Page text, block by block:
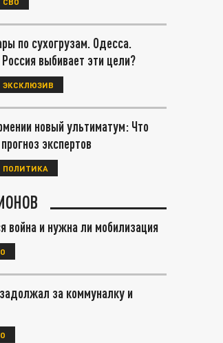
по сухогрузам. Одесса.
выбивает эти цели?
ЭКСКЛЮЗИВ
новый ультиматум: Что
экспертов
ПОЛИТИКА
война и нужна ли мобилизация
за коммуналку и